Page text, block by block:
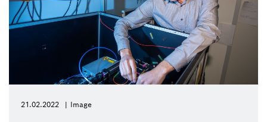
21.02.2022 Image